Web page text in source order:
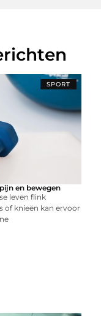
SPORT
en bewegen
leven flink
of knieën kan ervoor